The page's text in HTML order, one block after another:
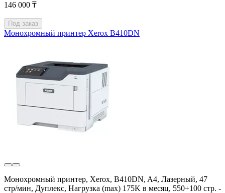
146 000 ₸
Под заказ
Монохромный принтер Xerox B410DN
Монохромный принтер, Xerox, B410DN, A4, Лазерный, 47
стр/мин, Дуплекс, Нагрузка (max) 175K в месяц, 550+100 стр. -